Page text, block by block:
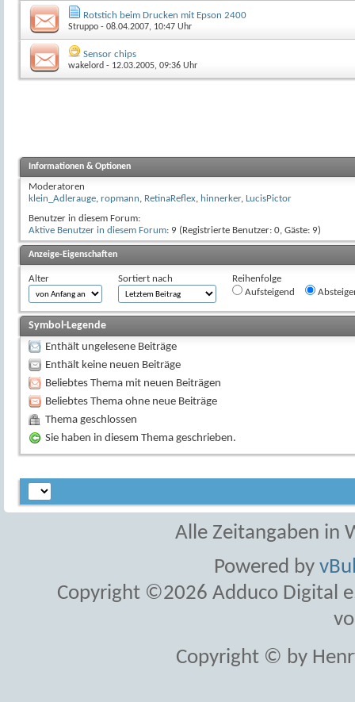
Rotstich beim Drucken mit Epson 2400
Struppo - 08.04.2007, 10:47 Uhr
Sensor chips
wakelord - 12.03.2005, 09:36 Uhr
Informationen & Optionen
Moderatoren
klein_Adlerauge, ropmann, RetinaReflex, hinnerker, LucisPictor
Benutzer in diesem Forum:
Aktive Benutzer in diesem Forum: 9 (Registrierte Benutzer: 0, Gäste: 9)
Anzeige-Eigenschaften
Alter Sortiert nach
Reihenfolge
Aufsteigend
Symbol-Legende
Enthält ungelesene Beiträge
Enthält keine neuen Beiträge
Beliebtes Thema mit neuen Beiträgen
Beliebtes Thema ohne neue Beiträge
Thema geschlossen
Sie haben in diesem Thema geschrieben.
Alle Zeitangaben in
Powered by
Copyright ©2026 Adduco Digital
Copyright © by